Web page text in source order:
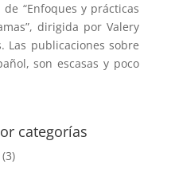
“Enfoques y prácticas
dirigida por Valery
Las publicaciones sobre
son escasas y poco
categorías